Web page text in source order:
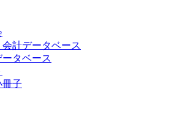
計データベース
タベース
冊子